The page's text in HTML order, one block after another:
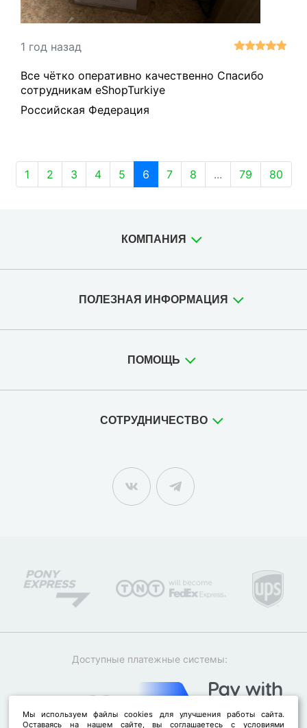
1 год назад
Все чётко оперативно качественно Спасибо
сотрудникам eShopTurkiye
Российская Федерация
1 2 3 4 5 6 7 8 ... 79 80
КОМПАНИЯ
ПОЛЕЗНАЯ ИНФОРМАЦИЯ
ПОМОЩЬ
СОТРУДНИЧЕСТВО
Доступные платежные системы:
Мы используем файлы cookies для улучшения работы сайта.
Оставаясь на нашем сайте, вы соглашаетесь с условиями